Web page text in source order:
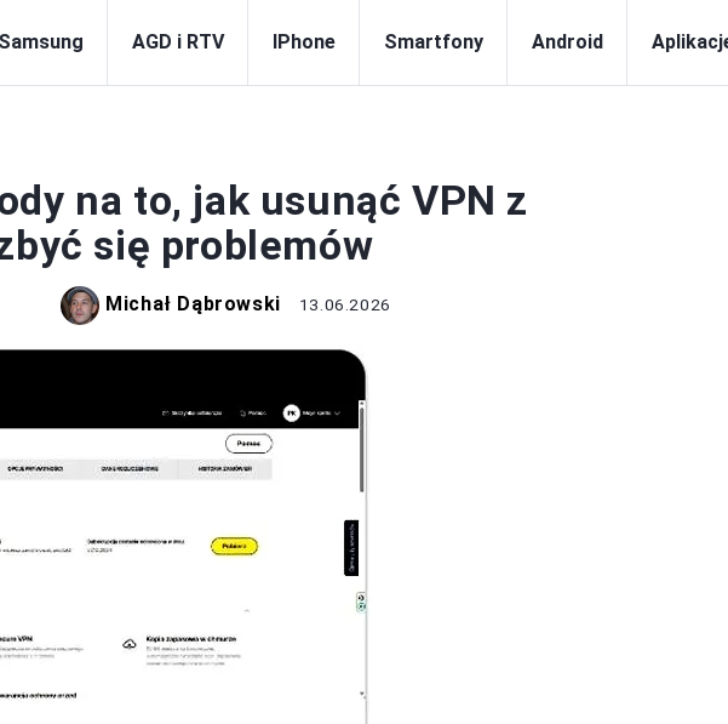
Samsung AGD i RTV IPhone Smartfony Android
na to, jak usunąć VPN z
się problemów
Michał Dąbrowski 13.06.2026